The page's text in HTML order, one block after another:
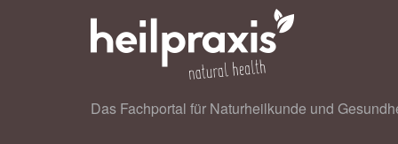
Das Fachportal für Naturheilkunde und